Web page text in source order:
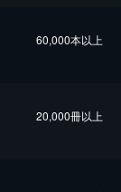
60,000本以上
20,000冊以上